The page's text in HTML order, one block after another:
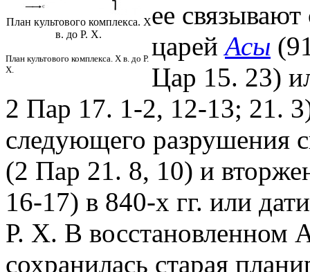
План культового комплекса. X
в. до Р. Х.
План культового комплекса. X в. до Р.
Х.
ее
царейАсы
Цар 15. 23)
2 Пар 17. 1-2, 12-13; 21.
следующего разрушения
(2 Пар 21. 8, 10) и
16-17) в 840-х гг. или
Р. Х. В восстановленном
сохранилась старая